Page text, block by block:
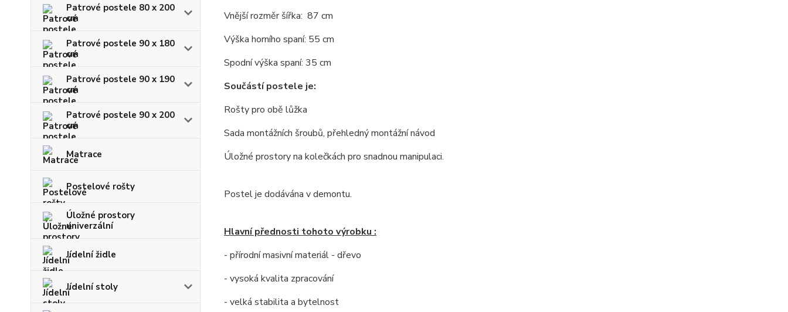
Patrové postele 80 x 200
cm
Patrové postele 90 x 180
cm
Patrové postele 90 x 190
cm
Patrové postele 90 x 200
cm
Matrace
Postelové rošty
Úložné prostory
univerzální
Jídelní židle
Jídelní stoly
Vnější rozměr šířka: 87 cm
Výška horního spaní: 55 cm
Spodní výška spaní: 35 cm
Součástí postele je:
Rošty pro obě lůžka
Sada montážních šroubů, přehledný montážní návod
Úložné prostory na kolečkách pro snadnou manipulaci.
Postel je dodávána v demontu.
Hlavní přednosti tohoto výrobku :
- přírodní masivní materiál - dřevo
- vysoká kvalita zpracování
- velká stabilita a bytelnost